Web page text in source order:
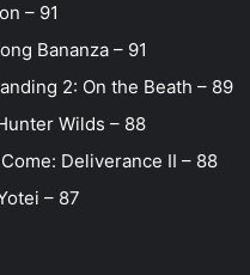
– 91
Bananza – 91
2: On the Beath – 89
Wilds – 88
Deliverance II – 88
– 87